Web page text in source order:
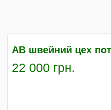
АВ швейний цех
22 000 грн.